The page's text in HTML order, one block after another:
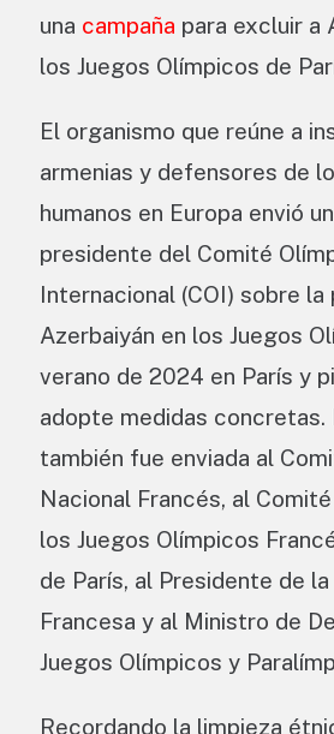
una campaña para excluir a
los Juegos Olímpicos de
El organismo que reúne a
armenias y defensores de
humanos en Europa envió
presidente del Comité
Internacional (COI) sobre
Azerbaiyán en los Juegos
verano de 2024 en París y
adopte medidas concretas.
también fue enviada al
Nacional Francés, al
los Juegos Olímpicos
de París, al Presidente de
Francesa y al Ministro de
Juegos Olímpicos y
Recordando la limpieza